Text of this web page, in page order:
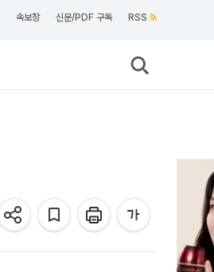
속보창 신문/PDF 구독 RSS